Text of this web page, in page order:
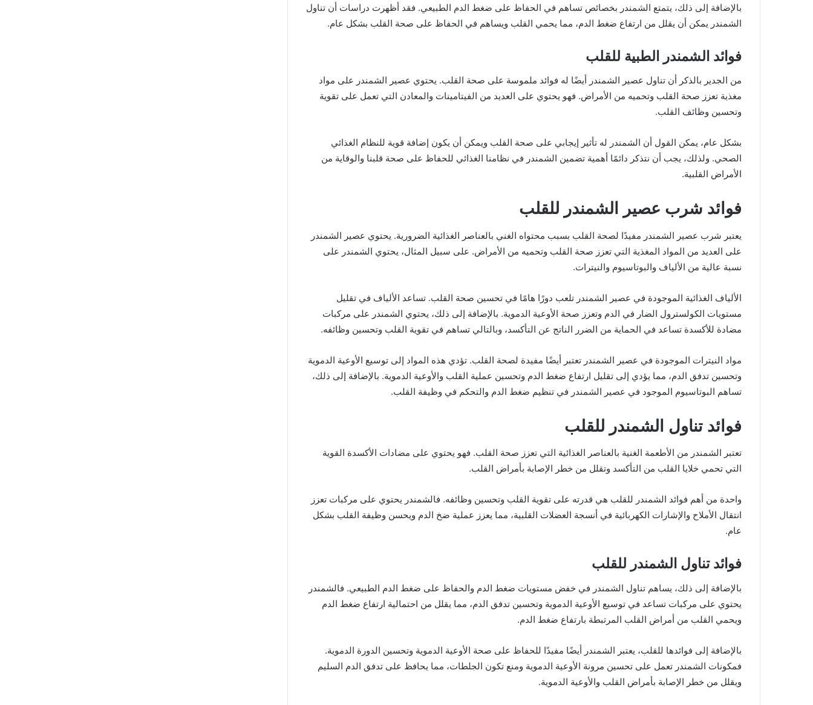
بالإضافة إلى ذلك، يتمتع الشمندر بخصائص تساهم في الحفاظ على ضغط الدم الطبيعي. فقد أظهرت دراسات أن تناول
الشمندر يمكن أن يقلل من ارتفاع ضغط الدم، مما يحمي القلب ويساهم في الحفاظ على صحة القلب بشكل عام.
فوائد الشمندر الطبية للقلب
من الجدير بالذكر أن تناول عصير الشمندر أيضًا له فوائد ملموسة على صحة القلب. يحتوي عصير الشمندر على مواد
مغذية تعزز صحة القلب وتحميه من الأمراض. فهو يحتوي على العديد من الفيتامينات والمعادن التي تعمل على تقوية
وتحسين وظائف القلب.
بشكل عام، يمكن القول أن الشمندر له تأثير إيجابي على صحة القلب ويمكن أن يكون إضافة قوية للنظام الغذائي
الصحي. ولذلك، يجب أن نتذكر دائمًا أهمية تضمين الشمندر في نظامنا الغذائي للحفاظ على صحة قلبنا والوقاية من
الأمراض القلبية.
فوائد شرب عصير الشمندر للقلب
يعتبر شرب عصير الشمندر مفيدًا لصحة القلب بسبب محتواه الغني بالعناصر الغذائية الضرورية. يحتوي عصير الشمندر
على العديد من المواد المغذية التي تعزز صحة القلب وتحميه من الأمراض. على سبيل المثال، يحتوي الشمندر على
نسبة عالية من الألياف والبوتاسيوم والنيترات.
الألياف الغذائية الموجودة في عصير الشمندر تلعب دورًا هامًا في تحسين صحة القلب. تساعد الألياف في تقليل
مستويات الكولسترول الضار في الدم وتعزز صحة الأوعية الدموية. بالإضافة إلى ذلك، يحتوي الشمندر على مركبات
مضادة للأكسدة تساعد في الحماية من الضرر الناتج عن التأكسد، وبالتالي تساهم في تقوية القلب وتحسين وظائفه.
مواد النيترات الموجودة في عصير الشمندر تعتبر أيضًا مفيدة لصحة القلب. تؤدي هذه المواد إلى توسيع الأوعية الدموية
وتحسين تدفق الدم، مما يؤدي إلى تقليل ارتفاع ضغط الدم وتحسين عملية القلب والأوعية الدموية. بالإضافة إلى ذلك،
تساهم البوتاسيوم الموجود في عصير الشمندر في تنظيم ضغط الدم والتحكم في وظيفة القلب.
فوائد تناول الشمندر للقلب
تعتبر الشمندر من الأطعمة الغنية بالعناصر الغذائية التي تعزز صحة القلب. فهو يحتوي على مضادات الأكسدة القوية
التي تحمي خلايا القلب من التأكسد وتقلل من خطر الإصابة بأمراض القلب.
واحدة من أهم فوائد الشمندر للقلب هي قدرته على تقوية القلب وتحسين وظائفه. فالشمندر يحتوي على مركبات تعزز
انتقال الأملاح والإشارات الكهربائية في أنسجة العضلات القلبية، مما يعزز عملية ضخ الدم ويحسن وظيفة القلب بشكل
عام.
فوائد تناول الشمندر للقلب
بالإضافة إلى ذلك، يساهم تناول الشمندر في خفض مستويات ضغط الدم والحفاظ على ضغط الدم الطبيعي. فالشمندر
يحتوي على مركبات تساعد في توسيع الأوعية الدموية وتحسين تدفق الدم، مما يقلل من احتمالية ارتفاع ضغط الدم
ويحمي القلب من أمراض القلب المرتبطة بارتفاع ضغط الدم.
بالإضافة إلى فوائدها للقلب، يعتبر الشمندر أيضًا مفيدًا للحفاظ على صحة الأوعية الدموية وتحسين الدورة الدموية.
فمكونات الشمندر تعمل على تحسين مرونة الأوعية الدموية ومنع تكون الجلطات، مما يحافظ على تدفق الدم السليم
ويقلل من خطر الإصابة بأمراض القلب والأوعية الدموية.